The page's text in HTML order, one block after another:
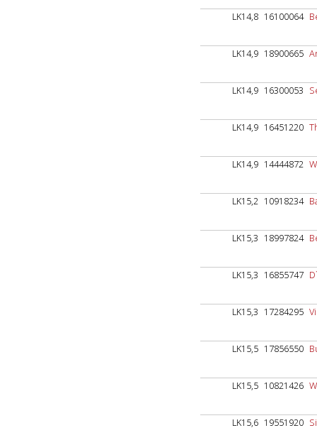
LK14,8 16100064
LK14,9 18900665
LK14,9 16300053
LK14,9 16451220
LK14,9 14444872
LK15,2 10918234
LK15,3 18997824
LK15,3 16855747
LK15,3 17284295
LK15,5 17856550
LK15,5 10821426
LK15,6 19551920